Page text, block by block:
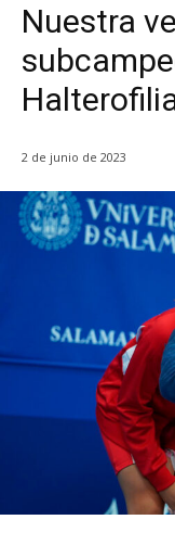
Nuestra
2 de junio de 2023